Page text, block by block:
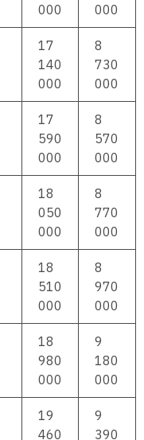
000
000
17
140
000
8
730
000
17
590
000
8
570
000
18
050
000
8
770
000
18
510
000
8
970
000
18
980
000
9
180
000
19
460
9
390